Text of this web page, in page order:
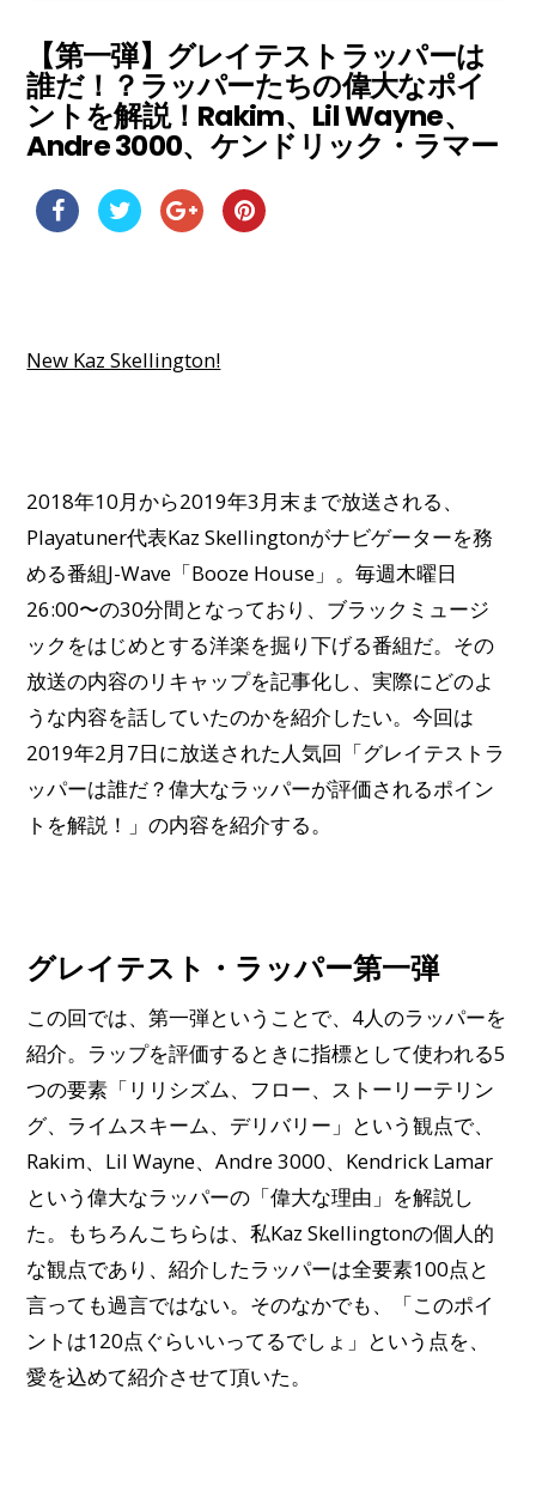
【第一弾】グレイテストラッパーは
誰だ！？ラッパーたちの偉大なポイ
ントを解説！Rakim、Lil Wayne、
Andre 3000、ケンドリック・ラマー
New Kaz Skellington!
2018年10月から2019年3月末まで放送される、
Playatuner代表Kaz Skellingtonがナビゲーターを務
める番組J-Wave「Booze House」。毎週木曜日
26:00〜の30分間となっており、ブラックミュージ
ックをはじめとする洋楽を掘り下げる番組だ。その
放送の内容のリキャップを記事化し、実際にどのよ
うな内容を話していたのかを紹介したい。今回は
2019年2月7日に放送された人気回「グレイテストラ
ッパーは誰だ？偉大なラッパーが評価されるポイン
トを解説！」の内容を紹介する。
グレイテスト・ラッパー第一弾
この回では、第一弾ということで、4人のラッパーを
紹介。ラップを評価するときに指標として使われる5
つの要素「リリシズム、フロー、ストーリーテリン
グ、ライムスキーム、デリバリー」という観点で、
Rakim、Lil Wayne、Andre 3000、Kendrick Lamar
という偉大なラッパーの「偉大な理由」を解説し
た。もちろんこちらは、私Kaz Skellingtonの個人的
な観点であり、紹介したラッパーは全要素100点と
言っても過言ではない。そのなかでも、「このポイ
ントは120点ぐらいいってるでしょ」という点を、
愛を込めて紹介させて頂いた。